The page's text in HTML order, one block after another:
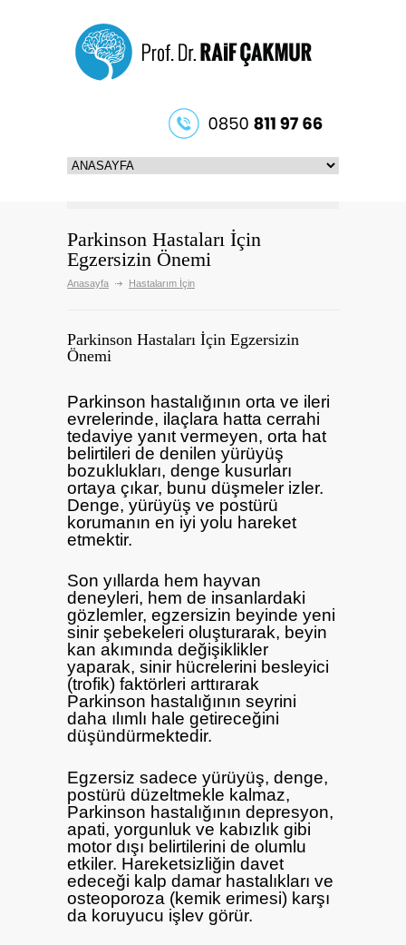
Parkinson Hastaları İçin
Egzersizin Önemi
Anasayfa Hastalarım İçin
Parkinson Hastaları İçin Egzersizin
Önemi
Parkinson hastalığının orta ve ileri
evrelerinde, ilaçlara hatta cerrahi
tedaviye yanıt vermeyen, orta hat
belirtileri de denilen yürüyüş
bozuklukları, denge kusurları
ortaya çıkar, bunu düşmeler izler.
Denge, yürüyüş ve postürü
korumanın en iyi yolu hareket
etmektir.
Son yıllarda hem hayvan
deneyleri, hem de insanlardaki
gözlemler, egzersizin beyinde yeni
sinir şebekeleri oluşturarak, beyin
kan akımında değişiklikler
yaparak, sinir hücrelerini besleyici
(trofik) faktörleri arttırarak
Parkinson hastalığının seyrini
daha ılımlı hale getireceğini
düşündürmektedir.
Egzersiz sadece yürüyüş, denge,
postürü düzeltmekle kalmaz,
Parkinson hastalığının depresyon,
apati, yorgunluk ve kabızlık gibi
motor dışı belirtilerini de olumlu
etkiler. Hareketsizliğin davet
edeceği kalp damar hastalıkları ve
osteoporoza (kemik erimesi) karşı
da koruyucu işlev görür.